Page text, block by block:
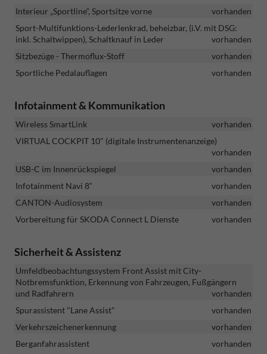
Interieur „Sportline“, Sportsitze vorne
vorhanden
Sport-Multifunktions-Lederlenkrad, beheizbar, (i.V. mit DSG:
inkl. Schaltwippen), Schaltknauf in Leder
vorhanden
Sitzbezüge - Thermoflux-Stoff
vorhanden
Sportliche Pedalauflagen
vorhanden
Infotainment & Kommunikation
Wireless SmartLink
vorhanden
VIRTUAL COCKPIT 10" (digitale Instrumentenanzeige)
vorhanden
USB-C im Innenrückspiegel
vorhanden
Infotainment Navi 8“
vorhanden
CANTON-Audiosystem
vorhanden
Vorbereitung für SKODA Connect L Dienste
vorhanden
Sicherheit & Assistenz
Umfeldbeobachtungssystem Front Assist mit City-
Notbremsfunktion, Erkennung von Fahrzeugen, Fußgängern
und Radfahrern
vorhanden
Spurassistent "Lane Assist"
vorhanden
Verkehrszeichenerkennung
vorhanden
Berganfahrassistent
vorhanden